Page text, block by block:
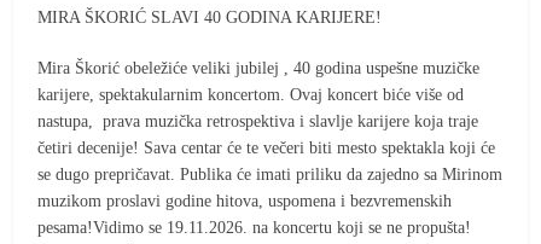
MIRA ŠKORIĆ SLAVI 40 GODINA KARIJERE!
Mira Škorić obeležiće veliki jubilej , 40 godina uspešne muzičke
karijere, spektakularnim koncertom. Ovaj koncert biće više od
nastupa, prava muzička retrospektiva i slavlje karijere koja traje
četiri decenije! Sava centar će te večeri biti mesto spektakla koji će
se dugo prepričavat. Publika će imati priliku da zajedno sa Mirinom
muzikom proslavi godine hitova, uspomena i bezvremenskih
pesama!Vidimo se 19.11.2026. na koncertu koji se ne propušta!